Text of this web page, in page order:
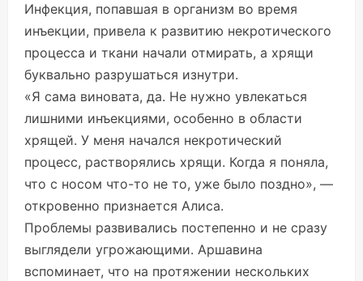
Инфекция, попавшая в организм во время
инъекции, привела к развитию некротического
процесса и ткани начали отмирать, а хрящи
буквально разрушаться изнутри.
«Я сама виновата, да. Не нужно увлекаться
лишними инъекциями, особенно в области
хрящей. У меня начался некротический
процесс, растворялись хрящи. Когда я поняла,
что с носом что-то не то, уже было поздно», —
откровенно признается Алиса.
Проблемы развивались постепенно и не сразу
выглядели угрожающими. Аршавина
вспоминает, что на протяжении нескольких